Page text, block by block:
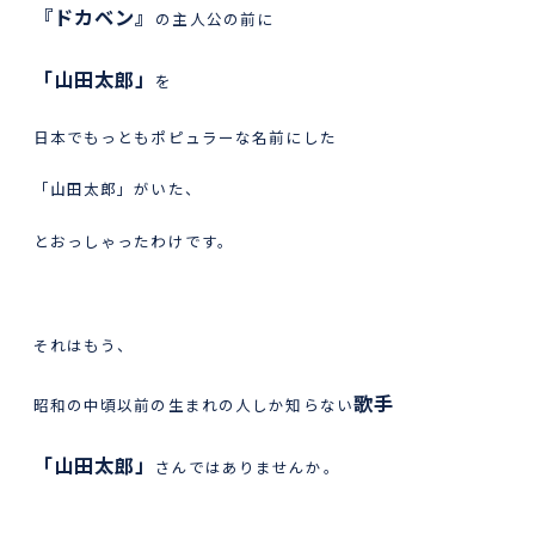
『ドカベン』 の主人公の前に
「山田太郎」 を
日本でもっともポピュラーな名前にした
「山田太郎」がいた、
とおっしゃったわけです。
それはもう、
昭和の中頃以前の生まれの人しか知らない歌手
「山田太郎」 さんではありませんか。